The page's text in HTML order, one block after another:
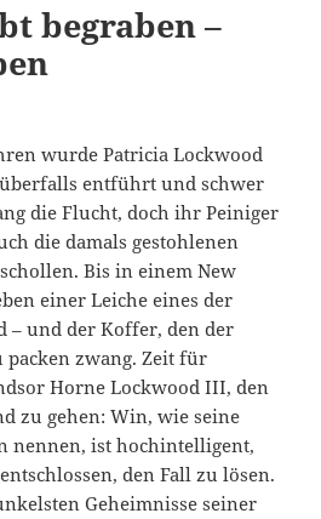
begraben –
wurde Patricia Lockwood
entführt und schwer
die Flucht, doch ihr Peiniger
die damals gestohlenen
Bis in einem New
einer Leiche eines der
– und der Koffer, den der
zwang. Zeit für
Horne Lockwood III, den
zu gehen: Win, wie seine
nennen, ist hochintelligent,
den Fall zu lösen.
Geheimnisse seiner